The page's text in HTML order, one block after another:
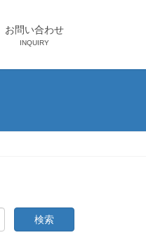
お問い合わせ
INQUIRY